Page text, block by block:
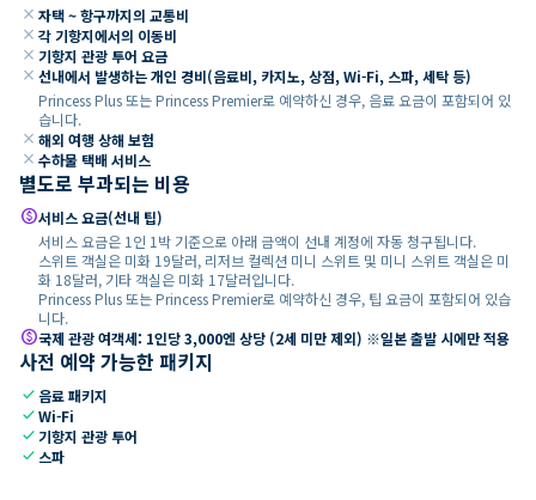
close 자택 ~ 항구까지의 교통비
close 각 기항지에서의 이동비
close 기항지 관광 투어 요금
close 선내에서 발생하는 개인 경비(음료비, 카지노, 상점, Wi-Fi, 스파, 세탁 등)
Princess Plus 또는 Princess Premier로 예약하신 경우, 음료 요금이 포함되어 있
습니다.
close 해외 여행 상해 보험
close 수하물 택배 서비스
별도로 부과되는 비용
paid서비스 요금(선내 팁)
서비스 요금은 1인 1박 기준으로 아래 금액이 선내 계정에 자동 청구됩니다.
스위트 객실은 미화 19달러, 리저브 컬렉션 미니 스위트 및 미니 스위트 객실은 미
화 18달러, 기타 객실은 미화 17달러입니다.
Princess Plus 또는 Princess Premier로 예약하신 경우, 팁 요금이 포함되어 있습
니다.
paid국제 관광 여객세: 1인당 3,000엔 상당 (2세 미만 제외) ※일본 출발 시에만 적용
사전 예약 가능한 패키지
check 음료 패키지
checkWi-Fi
check 기항지 관광 투어
check 스파